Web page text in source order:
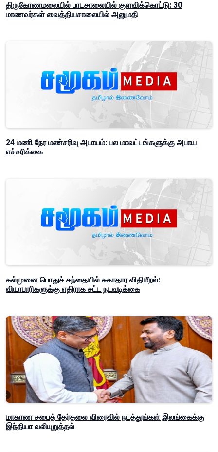
திருகோணமலையில் பாடசாலையில் குளவிக்கொட்டு: 30
மாணவர்கள் வைத்தியசாலையில் அனுமதி
24 மணி நேர மண்சரிவு அபாயம்: பல மாவட்டங்களுக்கு அபாய
எச்சரிக்கை
கல்முனை பொதுச் சந்தையில் சுகாதார விதிமீறல்:
வியாபாரிகளுக்கு எதிராக சட்ட நடவடிக்கை
மாகாண சபைத் தேர்தலை விரைவில் நடத்துங்கள் இலங்கைக்கு
இந்தியா வலியுறுத்தல்